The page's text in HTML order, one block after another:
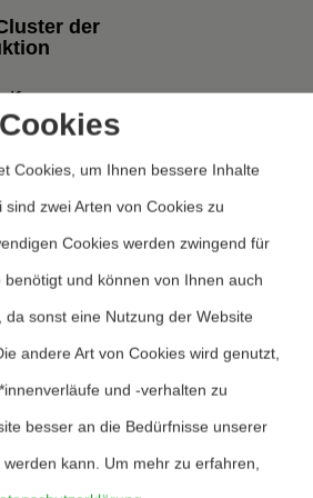
der
aktuelle Karte mit
in Deutschland
Schwerpunkte und auch
allem aber eine breite
Deutschland. Es sind
oftmals sogar
die ganz großen
sie noch in den 1970er
weniger und kleiner
Cookies, um Ihnen bessere Inhalte
zwei Arten von Cookies zu
Cookies werden zwingend für
und können von Ihnen auch
sonst eine Nutzung der Website
andere Art von Cookies wird genutzt,
und -verhalten zu
besser an die Bedürfnisse unserer
kann. Um mehr zu erfahren,